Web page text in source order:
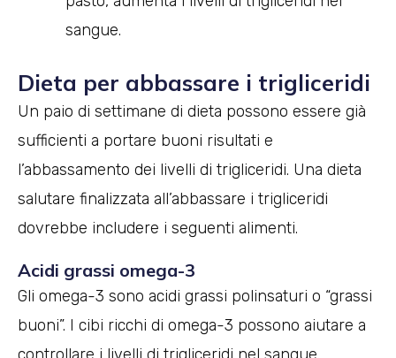
sangue.
Dieta per abbassare i trigliceridi
Un paio di settimane di dieta possono essere già
sufficienti a portare buoni risultati e
l’abbassamento dei livelli di trigliceridi. Una dieta
salutare finalizzata all’abbassare i trigliceridi
dovrebbe includere i seguenti alimenti.
Acidi grassi omega-3
Gli omega-3 sono acidi grassi polinsaturi o “grassi
buoni”. I cibi ricchi di omega-3 possono aiutare a